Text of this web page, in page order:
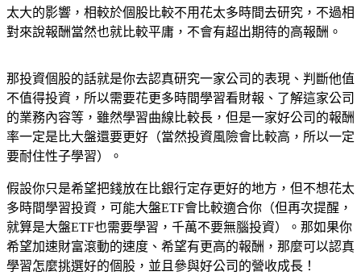
太大的影響，相較於個股比較不用花太多時間去研究，不過相
對來說報酬當然也就比較平庸，不會有超出期待的高報酬。
那投資個股的話就是你去認真研究一家公司的表現、判斷他值
不值得投資，所以需要花更多時間學習看財報、了解這家公司
的業務內容等，雖然學習曲線比較長，但是一家好公司的報酬
率一定是比大盤還要更好（當然投資風險會比較高，所以一定
要耐住性子學習）。
假設你只是希望把錢放在比銀行定存更好的地方，但不想花太
多時間學習投資，可能大盤ETF會比較適合你（但再次提醒，
就算是大盤ETF也需要學習，千萬不要無腦投資）。那如果你
希望加速財富滾動的速度、希望有更高的報酬，那麼可以認真
學習怎麼挑選好的個股，並且參與好公司的營收成長！